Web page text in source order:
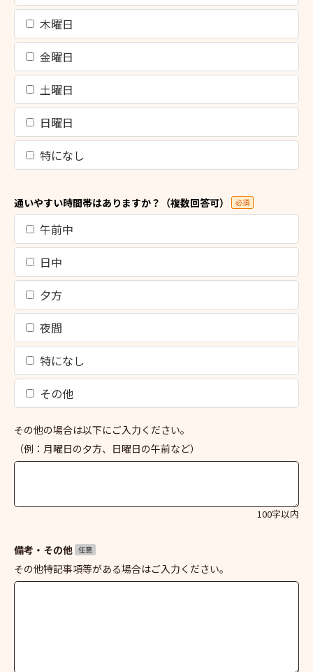
木曜日
金曜日
土曜日
日曜日
特になし
通いやすい時間帯はありますか？（複数回答可） 必須
午前中
日中
夕方
夜間
特になし
その他
その他の場合は以下にご入力ください。
（例：月曜日の夕方、日曜日の午前など）
100字以内
備考・その他 任意
その他特記事項等がある場合はご入力ください。